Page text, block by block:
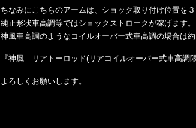
ちなみにこちらのアームは、ショック取り付け位置を
純正形状車高調等ではショックストロークが稼げます。
神風車高調のようなコイルオーバー式車高調の場合は
『神風 リアトーロッド(リアコイルオーバー式車高調
よろしくお願いします。